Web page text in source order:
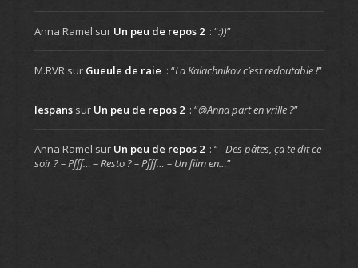
Anna Ramel sur Un peu de repos 2 : “:))”
M.RVRsur Gueule de raie : “La Kalachnikov c’est redoutable !”
lespanssur Un peu de repos 2 : “@Anna part en vrille ?”
Anna Ramel sur Un peu de repos 2 : “– Des pâtes, ça te dit ce
soir ? – Pfff… – Resto ? – Pfff… – Un film en…”